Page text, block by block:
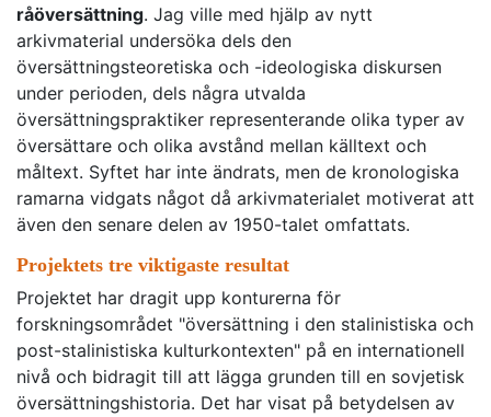
råöversättning. Jag ville med hjälp av nytt
arkivmaterial undersöka dels den
översättningsteoretiska och -ideologiska diskursen
under perioden, dels några utvalda
översättningspraktiker representerande olika typer av
översättare och olika avstånd mellan källtext och
måltext. Syftet har inte ändrats, men de kronologiska
ramarna vidgats något då arkivmaterialet motiverat att
även den senare delen av 1950-talet omfattats.
Projektets tre viktigaste resultat
Projektet har dragit upp konturerna för
forskningsområdet "översättning i den stalinistiska och
post-stalinistiska kulturkontexten" på en internationell
nivå och bidragit till att lägga grunden till en sovjetisk
översättningshistoria. Det har visat på betydelsen av